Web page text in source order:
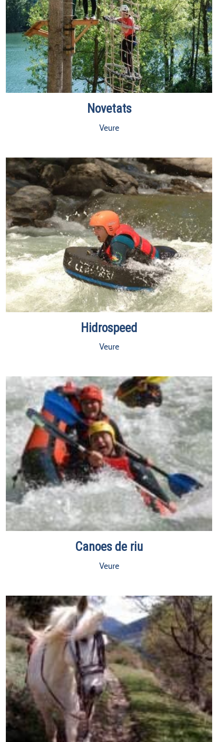
Novetats
Veure
Hidrospeed
Veure
Canoes de riu
Veure